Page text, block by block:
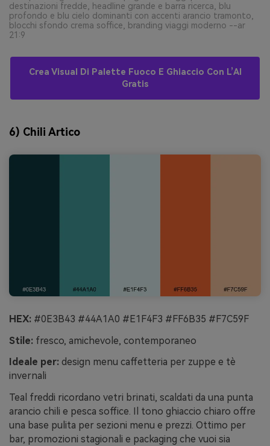
destinazioni fredde, headline grande e barra ricerca, blu
profondo e blu cielo dominanti con accenti arancio tramonto,
blocchi sfondo crema soffice, branding viaggi moderno --ar
21:9
Crea Visual Di Palette Fuoco E Ghiaccio Con L’AI
Gratis
6) Chili Artico
HEX: #0E3B43 #44A1A0 #E1F4F3 #FF6B35 #F7C59F
Stile: fresco, amichevole, contemporaneo
Ideale per: design menu caffetteria per zuppe e tè
invernali
Teal freddi ricordano vetri brinati, scaldati da una punta
arancio chili e pesca soffice. Il tono ghiaccio chiaro offre
una base pulita per sezioni menu e prezzi. Ottimo per
bar, promozioni stagionali e packaging che vuoi sia